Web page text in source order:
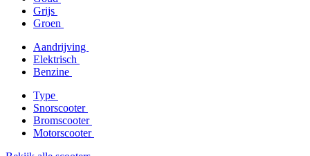
Grijs
Groen
Aandrijving
Elektrisch
Benzine
Type
Snorscooter
Bromscooter
Motorscooter